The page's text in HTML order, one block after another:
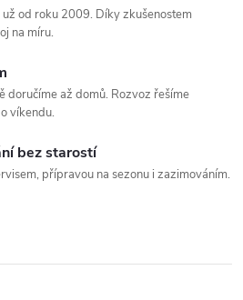
od roku 2009. Díky zkušenostem
na míru.
doručíme až domů. Rozvoz řešíme
víkendu.
bez starostí
přípravou na sezonu i zazimováním.